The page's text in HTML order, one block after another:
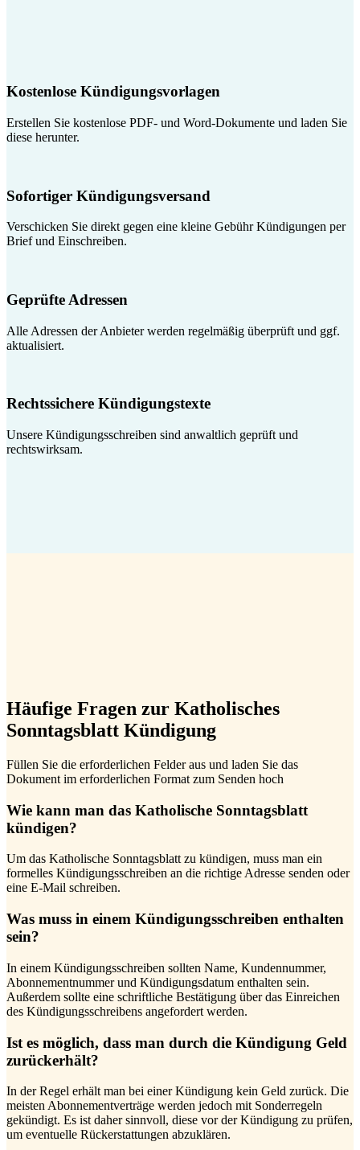
Kostenlose Kündigungsvorlagen
Erstellen Sie kostenlose PDF- und Word-Dokumente und laden Sie
diese herunter.
Sofortiger Kündigungsversand
Verschicken Sie direkt gegen eine kleine Gebühr Kündigungen per
Brief und Einschreiben.
Geprüfte Adressen
Alle Adressen der Anbieter werden regelmäßig überprüft und ggf.
aktualisiert.
Rechtssichere Kündigungstexte
Unsere Kündigungsschreiben sind anwaltlich geprüft und
rechtswirksam.
Häufige Fragen zur Katholisches
Sonntagsblatt Kündigung
Füllen Sie die erforderlichen Felder aus und laden Sie das
Dokument im erforderlichen Format zum Senden hoch
Wie kann man das Katholische Sonntagsblatt
kündigen?
Um das Katholische Sonntagsblatt zu kündigen, muss man ein
formelles Kündigungsschreiben an die richtige Adresse senden oder
eine E-Mail schreiben.
Was muss in einem Kündigungsschreiben enthalten
sein?
In einem Kündigungsschreiben sollten Name, Kundennummer,
Abonnementnummer und Kündigungsdatum enthalten sein.
Außerdem sollte eine schriftliche Bestätigung über das Einreichen
des Kündigungsschreibens angefordert werden.
Ist es möglich, dass man durch die Kündigung Geld
zurückerhält?
In der Regel erhält man bei einer Kündigung kein Geld zurück. Die
meisten Abonnementverträge werden jedoch mit Sonderregeln
gekündigt. Es ist daher sinnvoll, diese vor der Kündigung zu prüfen,
um eventuelle Rückerstattungen abzuklären.